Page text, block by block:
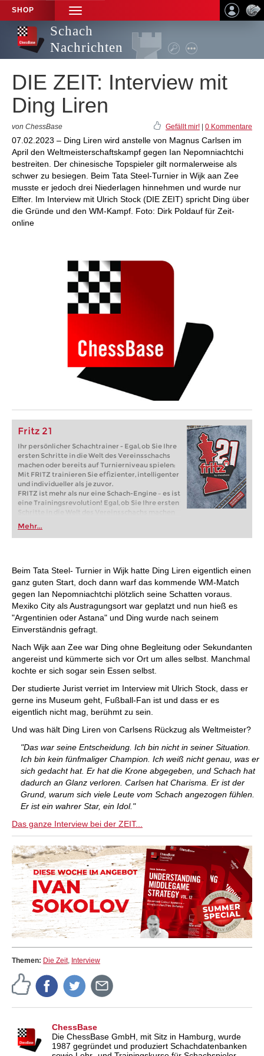
SHOP
TOGGLE
NAVIGATION
Schach
Nachrichten
DIE ZEIT: Interview mit
Ding Liren
von ChessBase Gefällt mir! 0 Kommentare
07.02.2023 – Ding Liren wird anstelle von Magnus Carlsen im
April den Weltmeisterschaftskampf gegen Ian Nepomniachtchi
bestreiten. Der chinesische Topspieler gilt normalerweise als
schwer zu besiegen. Beim Tata Steel-Turnier in Wijk aan Zee
musste er jedoch drei Niederlagen hinnehmen und wurde nur
Elfter. Im Interview mit Ulrich Stock (DIE ZEIT) spricht Ding über
die Gründe und den WM-Kampf. Foto: Dirk Poldauf für Zeit-
online
Fritz 21
Ihr persönlicher Schachtrainer - Egal, ob Sie Ihre
ersten Schritte in die Welt des Vereinsschachs
machen oder bereits auf Turnierniveau spielen:
Mit FRITZ trainieren Sie effizienter, intelligenter
und individueller als je zuvor.
FRITZ ist mehr als nur eine Schach-Engine – es ist
eine Trainingsrevolution! Egal, ob Sie Ihre ersten
Schritte in die Welt des Vereinsschachs machen
oder bereits auf Turnierniveau spielen: Mit
FRITZ trainieren Sie effizienter, intelligenter und
individueller als je zuvor.
Mehr...
Beim Tata Steel- Turnier in Wijk hatte Ding Liren eigentlich einen
ganz guten Start, doch dann warf das kommende WM-Match
gegen Ian Nepomniachtchi plötzlich seine Schatten voraus.
Mexiko City als Austragungsort war geplatzt und nun hieß es
"Argentinien oder Astana" und Ding wurde nach seinem
Einverständnis gefragt.
Nach Wijk aan Zee war Ding ohne Begleitung oder Sekundanten
angereist und kümmerte sich vor Ort um alles selbst. Manchmal
kochte er sich sogar sein Essen selbst.
Der studierte Jurist verriet im Interview mit Ulrich Stock, dass er
gerne ins Museum geht, Fußball-Fan ist und dass er es
eigentlich nicht mag, berühmt zu sein.
Und was hält Ding Liren von Carlsens Rückzug als Weltmeister?
"Das war seine Entscheidung. Ich bin nicht in seiner Situation.
Ich bin kein fünfmaliger Champion. Ich weiß nicht genau, was er
sich gedacht hat. Er hat die Krone abgegeben, und Schach hat
dadurch an Glanz verloren. Carlsen hat Charisma. Er ist der
Grund, warum sich viele Leute vom Schach angezogen fühlen.
Er ist ein wahrer Star, ein Idol."
Das ganze Interview bei der ZEIT...
Themen: Die Zeit, Interview
ChessBase
Die ChessBase GmbH, mit Sitz in Hamburg, wurde
1987 gegründet und produziert Schachdatenbanken